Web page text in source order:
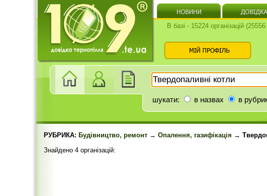
В базі - 15224 організацій
шукати: в назвах в
РУБРИКА: Будівництво, ремонт → Опалення, газифікація →
Знайдено 4 організацій: